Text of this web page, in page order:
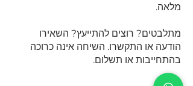
מלאה.
מתלבטים? רוצים להתייעץ? השאירו
הודעה או התקשרו. השיחה אינה כרוכה
בהתחייבות או תשלום.